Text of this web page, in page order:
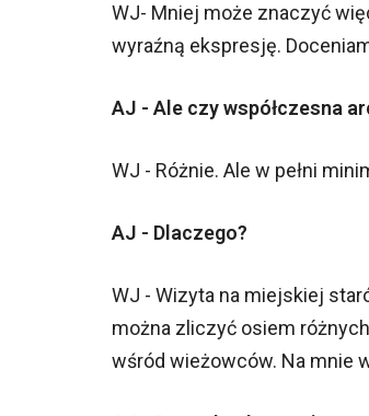
WJ- Mniej może znaczyć
wyraźną ekspresję.
AJ - Ale czy współczesna
WJ - Różnie. Ale w pełni
AJ - Dlaczego?
WJ - Wizyta na miejskiej
można zliczyć osiem
wśród wieżowców. Na mnie